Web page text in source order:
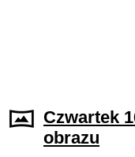
Czwartek
obrazu